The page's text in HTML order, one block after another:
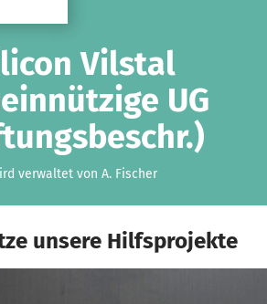
Vilstal
UG
verwaltet von A. Fischer
unsere Hilfsprojekte